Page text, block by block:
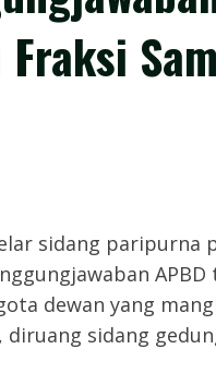
paripurna
APBD
dewan yang
sidang